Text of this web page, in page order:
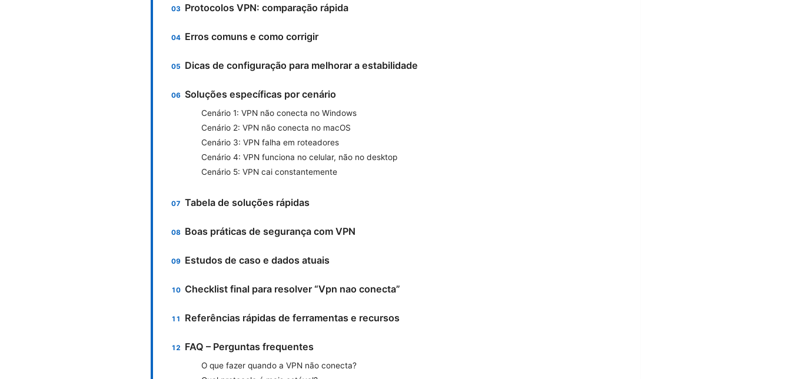
Protocolos VPN: comparação rápida
Erros comuns e como corrigir
Dicas de configuração para melhorar a estabilidade
Soluções específicas por cenário
Cenário 1: VPN não conecta no Windows
Cenário 2: VPN não conecta no macOS
Cenário 3: VPN falha em roteadores
Cenário 4: VPN funciona no celular, não no desktop
Cenário 5: VPN cai constantemente
Tabela de soluções rápidas
Boas práticas de segurança com VPN
Estudos de caso e dados atuais
Checklist final para resolver “Vpn nao conecta”
Referências rápidas de ferramentas e recursos
FAQ – Perguntas frequentes
O que fazer quando a VPN não conecta?